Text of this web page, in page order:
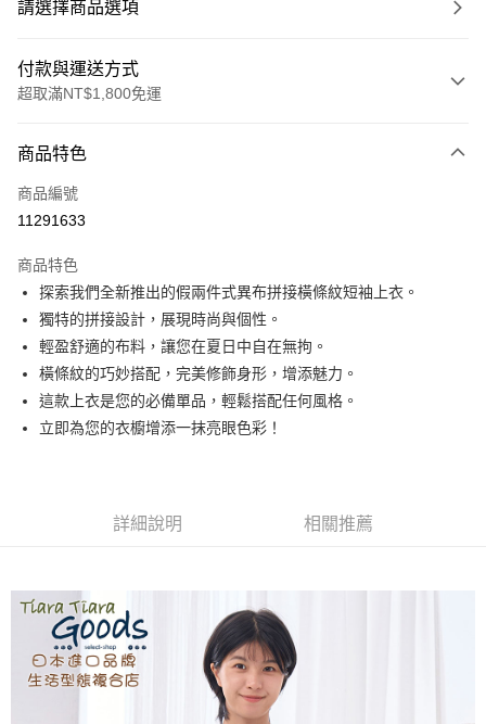
請選擇商品選項
付款與運送方式
超取滿NT$1,800免運
信用卡一次付款
超商取貨付款
Apple Pay
悠遊付
Google Pay
全盈+PAY
AFTEE先享後付是「在收到商品之後才付款」的支付方式。 讓您購物簡單
３．安心：先確認商品／服務後，再付款。
【「AFTEE先享後付」結帳流程】
１．於結帳方式選擇「AFTEE先享後付」後，將跳轉至「AFTEE先享後付」
結帳頁面，進行簡訊認證並確認金額後，即可完成結帳。
２．訂單成立數日內，您將收到繳費通知簡訊。
３．收到繳費通知簡訊後14天內，點擊此簡訊中的連結，可透過四大超商／
全家取貨付款
每筆NT$60，滿NT$1,800(含以上)免運費
付款後全家取貨
每筆NT$60，滿NT$1,800(含以上)免運費
商品特色
商品編號
11291633
商品特色
探索我們全新推出的假兩件式異布拼接橫條紋短袖上衣。
獨特的拼接設計，展現時尚與個性。
輕盈舒適的布料，讓您在夏日中自在無拘。
橫條紋的巧妙搭配，完美修飾身形，增添魅力。
這款上衣是您的必備單品，輕鬆搭配任何風格。
立即為您的衣櫥增添一抹亮眼色彩！
詳細說明 相關推薦